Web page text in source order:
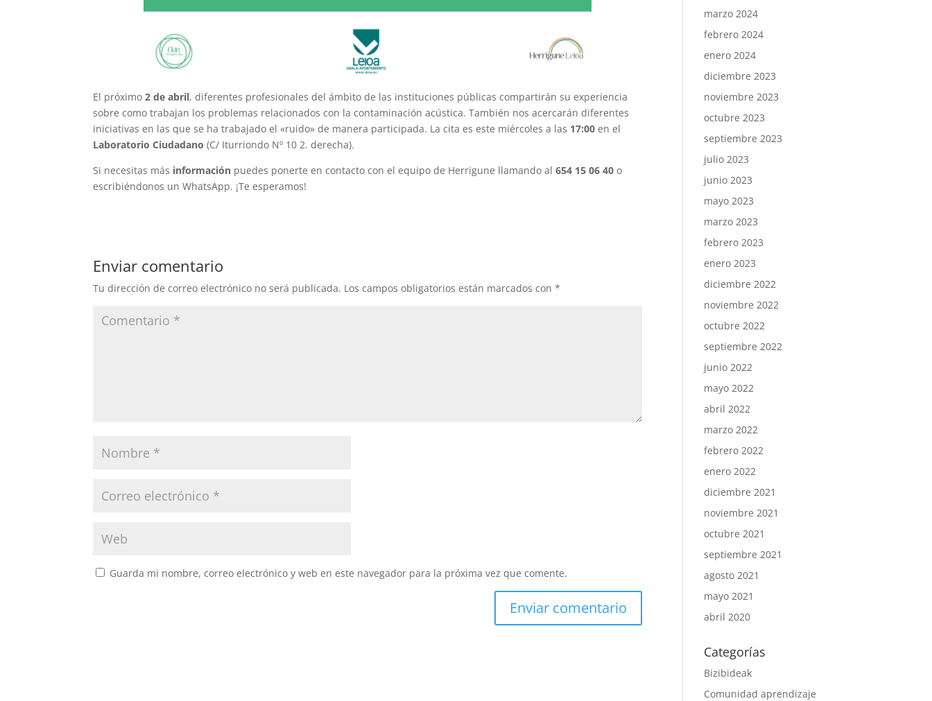
El próximo2 de abril, diferentes profesionales del ámbito de las instituciones públicas compartirán su experiencia
sobre como trabajan los problemas relacionados con la contaminación acústica. También nos acercarán diferentes
iniciativas en las que se ha trabajado el «ruido» de manera participada. La cita es este miércoles a las 17:00 en el
Laboratorio Ciudadano (C/ Iturriondo Nº 10 2. derecha).
Si necesitas más información puedes ponerte en contacto con el equipo de Herrigune llamando al654 15 06 40 o
escribiéndonos un WhatsApp. ¡Te esperamos!
Enviar comentario
Tu dirección de correo electrónico no será publicada. Los campos obligatorios están marcados con*
Guarda mi nombre, correo electrónico y web en este navegador para la próxima vez que comente.
marzo 2024
febrero 2024
enero 2024
diciembre 2023
noviembre 2023
octubre 2023
septiembre 2023
julio 2023
junio 2023
mayo 2023
marzo 2023
febrero 2023
enero 2023
diciembre 2022
noviembre 2022
octubre 2022
septiembre 2022
junio 2022
mayo 2022
abril 2022
marzo 2022
febrero 2022
enero 2022
diciembre 2021
noviembre 2021
octubre 2021
septiembre 2021
agosto 2021
mayo 2021
abril 2020
Categorías
Bizibideak
Comunidad aprendizaje